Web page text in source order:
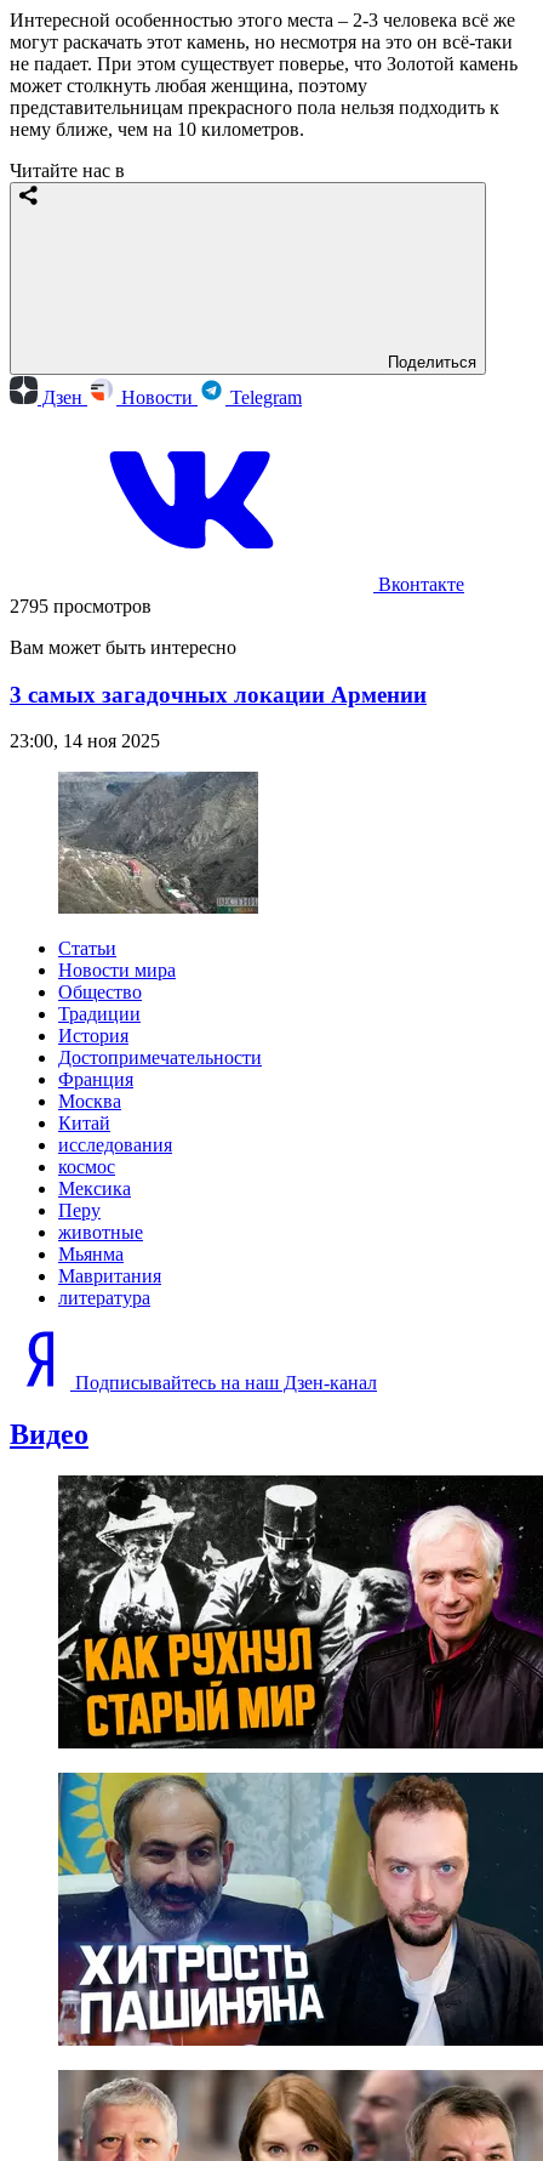
Интересной особенностью этого места – 2-3 человека всё же
могут раскачать этот камень, но несмотря на это он всё-таки
не падает. При этом существует поверье, что Золотой камень
может столкнуть любая женщина, поэтому
представительницам прекрасного пола нельзя подходить к
нему ближе, чем на 10 километров.
Читайте нас в
Поделиться
Дзен Новости Telegram
Вконтакте
2795 просмотров
Вам может быть интересно
3 самых загадочных локации Армении
23:00, 14 ноя 2025
Статьи
Новости мира
Общество
Традиции
История
Достопримечательности
Франция
Москва
Китай
исследования
космос
Мексика
Перу
животные
Мьянма
Мавритания
литература
Подписывайтесь на наш Дзен-канал
Видео